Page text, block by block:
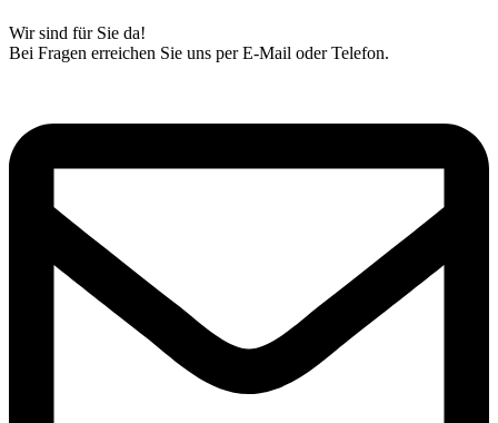
Wir sind für Sie da!
Bei Fragen erreichen Sie uns per E-Mail oder Telefon.